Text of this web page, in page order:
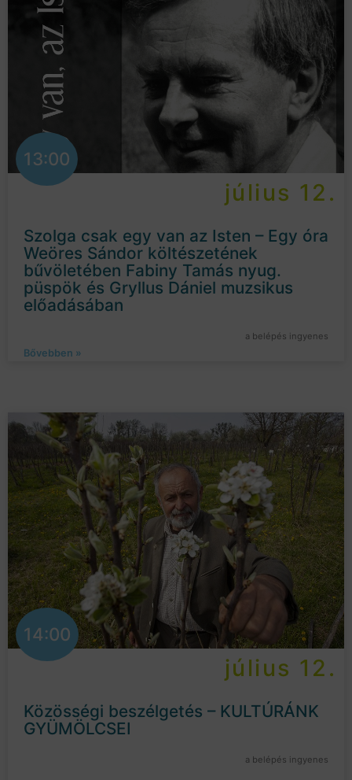
13:00
július 12.
Szolga csak egy van az Isten – Egy óra
Weöres Sándor költészetének
bűvöletében Fabiny Tamás nyug.
püspök és Gryllus Dániel muzsikus
előadásában
a belépés ingyenes
Bővebben »
14:00
július 12.
Közösségi beszélgetés – KULTÚRÁNK
GYÜMÖLCSEI
a belépés ingyenes